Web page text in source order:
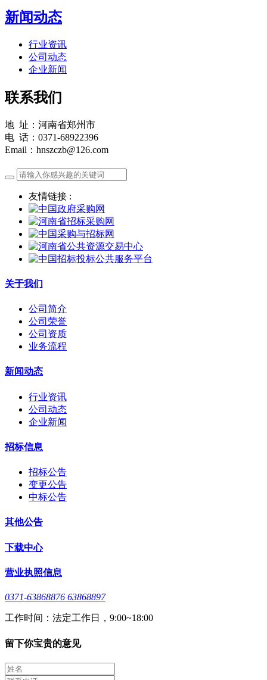
新闻动态
行业资讯
公司动态
企业新闻
联系我们
地 址：河南省郑州市
电 话：0371-68922396
Email：hnszczb@126.com
友情链接 :
关于我们
公司简介
公司荣誉
公司资质
业务流程
新闻动态
行业资讯
公司动态
企业新闻
招标信息
招标公告
变更公告
中标公告
其他公告
下载中心
营业执照信息
0371-63868876 63868897
工作时间：法定工作日，9:00~18:00
留下你宝贵的意见